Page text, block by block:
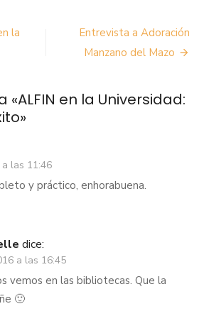
la
Entrevista a Adoración
Manzano del Mazo
«ALFIN en la Universidad:
»
las 11:46
y práctico, enhorabuena.
dice:
a las 16:45
vemos en las bibliotecas. Que la
🙂